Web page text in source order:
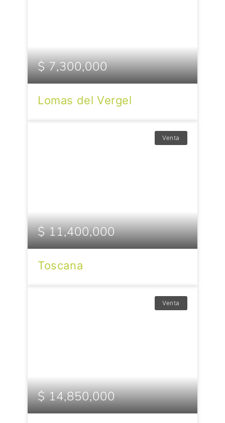
$ 7,300,000
Lomas del Vergel
Venta
$ 11,400,000
Toscana
Venta
$ 14,850,000